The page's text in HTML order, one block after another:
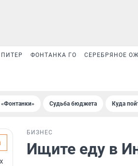
ФОНТАНКА ГО СЕРЕБРЯНОЕ
«Фонтанки» Судьба бюджета Куда
БИЗНЕС
Ищите еду в